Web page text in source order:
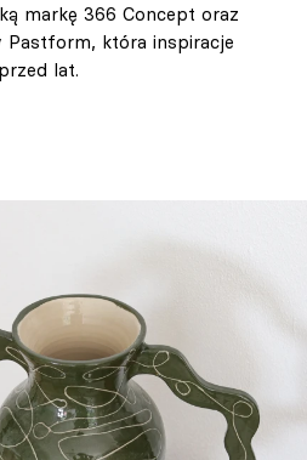
markę 366 Concept oraz
która inspiracje
lat.